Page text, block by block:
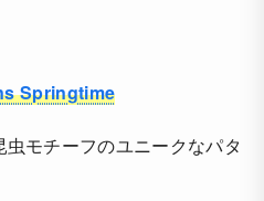
Springtime
モチーフのユニークなパタ